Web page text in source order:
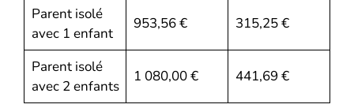
Parent isolé
avec 1 enfant
953,56 € 315,25 €
Parent isolé
avec 2 enfants
1 080,00 € 441,69 €